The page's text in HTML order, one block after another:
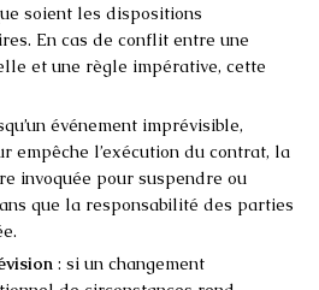
soient les dispositions
En cas de conflit entre une
et une règle impérative, cette
événement imprévisible,
empêche l’exécution du contrat, la
invoquée pour suspendre ou
que la responsabilité des parties
: si un changement